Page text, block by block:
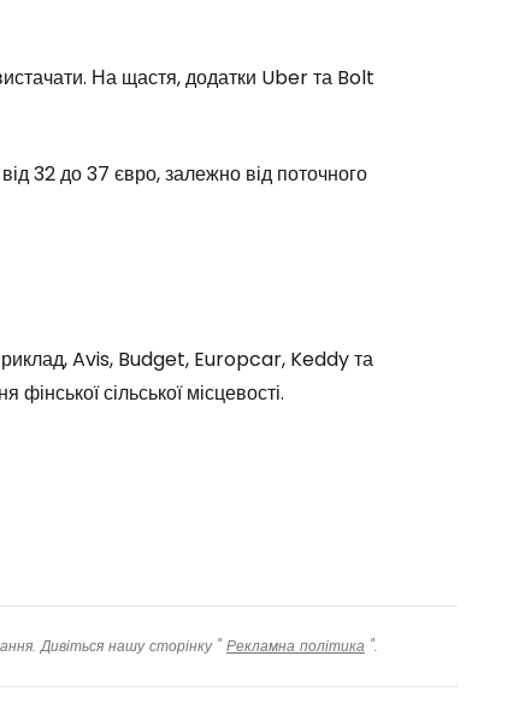
На щастя, додатки Uber та Bolt
32 до 37 євро, залежно від поточного
Avis, Budget, Europcar, Keddy та
сільської місцевості.
Дивіться нашу сторінку " Рекламна політика ".